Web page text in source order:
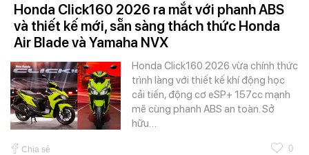
Honda Click160 2026 ra mắt với phanh ABS
và thiết kế mới, sẵn sàng thách thức Honda
Air Blade và Yamaha NVX
Honda Click160 2026 vừa chính thức
trình làng với thiết kế khí động học
cải tiến, động cơ eSP+ 157cc mạnh
mẽ cùng phanh ABS an toàn. Sở
hữu…
Chia sẻ 0